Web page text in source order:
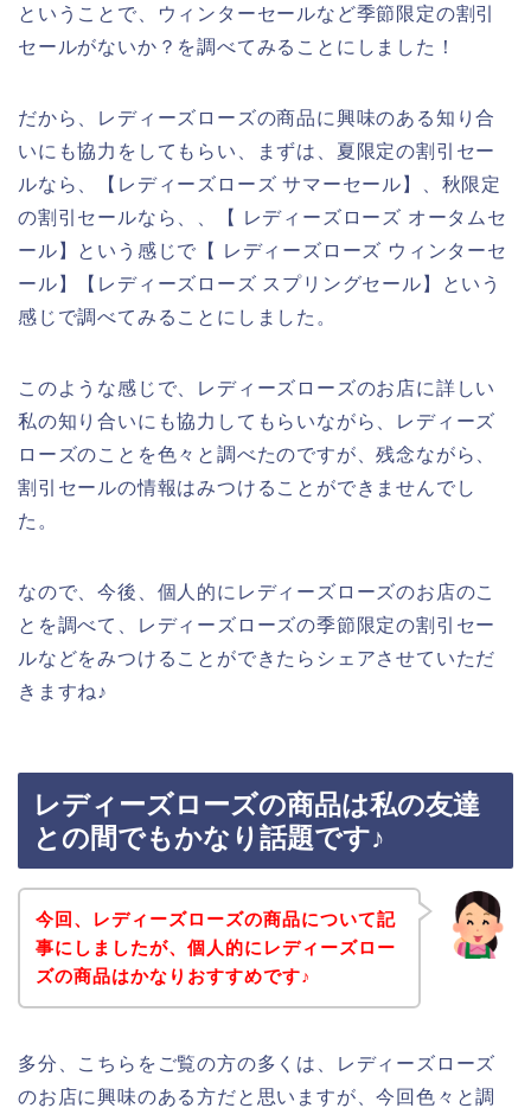
ということで、ウィンターセールなど季節限定の割引
セールがないか？を調べてみることにしました！
だから、レディーズローズの商品に興味のある知り合
いにも協力をしてもらい、まずは、夏限定の割引セー
ルなら、【レディーズローズ サマーセール】、秋限定
の割引セールなら、、【 レディーズローズ オータムセ
ール】という感じで【 レディーズローズ ウィンターセ
ール】【レディーズローズ スプリングセール】という
感じで調べてみることにしました。
このような感じで、レディーズローズのお店に詳しい
私の知り合いにも協力してもらいながら、レディーズ
ローズのことを色々と調べたのですが、残念ながら、
割引セールの情報はみつけることができませんでし
た。
なので、今後、個人的にレディーズローズのお店のこ
とを調べて、レディーズローズの季節限定の割引セー
ルなどをみつけることができたらシェアさせていただ
きますね♪
レディーズローズの商品は私の友達
との間でもかなり話題です♪
今回、レディーズローズの商品について記
事にしましたが、個人的にレディーズロー
ズの商品はかなりおすすめです♪
多分、こちらをご覧の方の多くは、レディーズローズ
のお店に興味のある方だと思いますが、今回色々と調